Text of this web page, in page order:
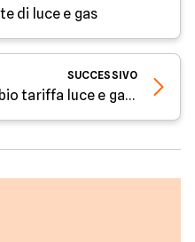
di luce e gas
SUCCESSIVO
Come contrattare il cambio tariffa luce e gas - Parola all'esperto di Facile.it